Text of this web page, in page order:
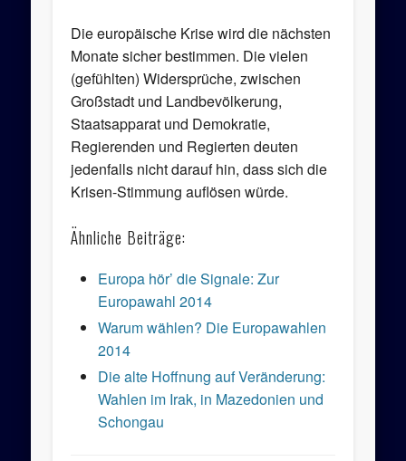
Die europäische Krise wird die nächsten
Monate sicher bestimmen. Die vielen
(gefühlten) Widersprüche, zwischen
Großstadt und Landbevölkerung,
Staatsapparat und Demokratie,
Regierenden und Regierten deuten
jedenfalls nicht darauf hin, dass sich die
Krisen-Stimmung auflösen würde.
Ähnliche Beiträge:
Europa hör’ die Signale: Zur
Europawahl 2014
Warum wählen? Die Europawahlen
2014
Die alte Hoffnung auf Veränderung:
Wahlen im Irak, in Mazedonien und
Schongau